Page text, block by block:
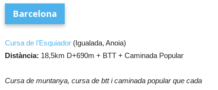
Barcelona
Cursa de l’Esquiador (Igualada, Anoia)
Distància: 18,5km D+690m + BTT + Caminada Popular
Cursa de muntanya, cursa de btt i caminada popular que cada